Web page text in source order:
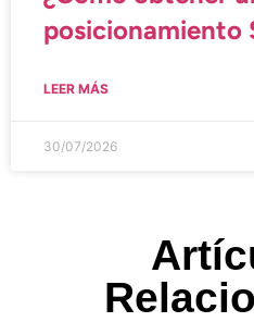
posicionamiento
LEER MÁS
30/07/2026